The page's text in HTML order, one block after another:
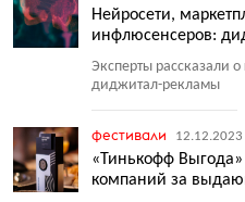
Нейросети,
инфлюсенсеров:
Эксперты рассказали
диджитал-рекламы
фестивали
«Тинькофф Выгода»
компаний за